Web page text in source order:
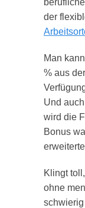
der
Man
% aus
Und
wird die
Bonus
Klingt
ohne